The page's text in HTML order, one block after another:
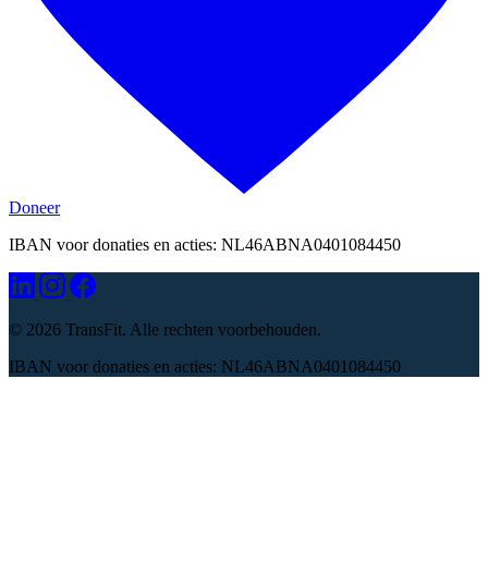
Doneer
IBAN voor donaties en acties: NL46ABNA0401084450
© 2026 TransFit. Alle rechten voorbehouden.
IBAN voor donaties en acties: NL46ABNA0401084450